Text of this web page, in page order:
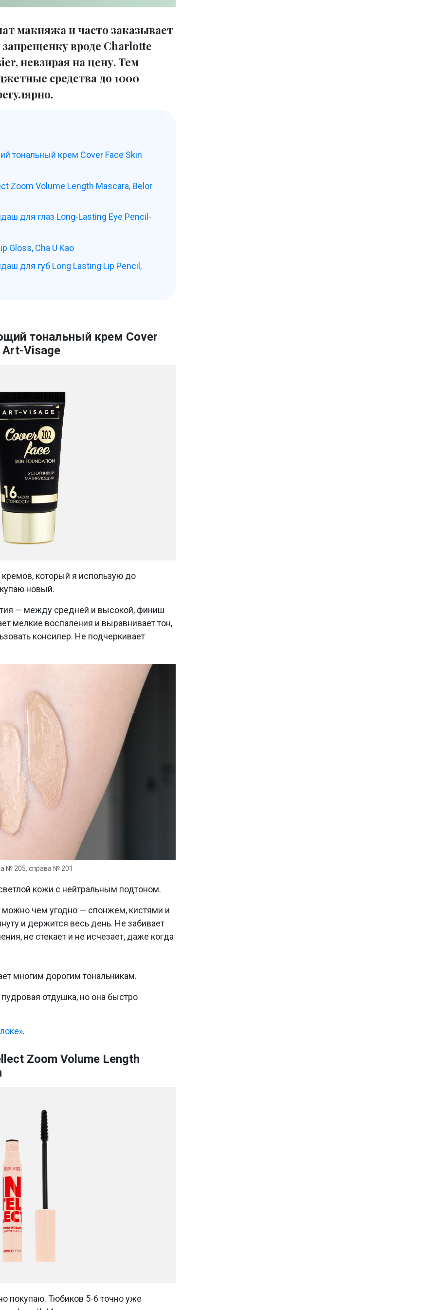
макияжа и часто заказывает
вроде Charlotte
невзирая на цену. Тем
средства до 1000
тональный крем Cover Face Skin
Zoom Volume Length Mascara, Belor
для глаз Long-Lasting Eye Pencil-
Gloss, Cha U Kao
для губ Long Lasting Lip Pencil,
тональный крем Cover
Art-Visage
который я использую до
новый.
— между средней и высокой, финиш
мелкие воспаления и выравнивает тон,
консилер. Не подчеркивает
№ 205, справа № 201
кожи с нейтральным подтоном.
можно чем угодно — спонжем, кистями и
и держится весь день. Не забивает
не стекает и не исчезает, даже когда
многим дорогим тональникам.
отдушка, но она быстро
.
Zoom Volume Length
покупаю. Тюбиков 5-6 точно уже